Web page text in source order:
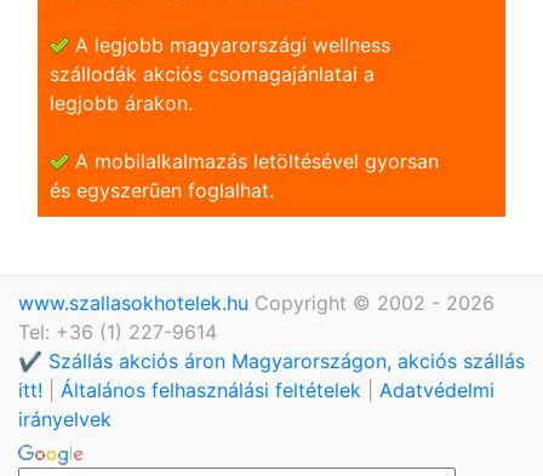
A legjobb magyarországi wellness
szállodák akciós csomagajánlatai a
legjobb árakon.
A mobilalkalmazás letöltésével gyorsan
és egyszerũen foglalhat.
www.szallasokhotelek.hu Copyright © 2002 - 2026
Tel: +36 (1) 227-9614
✔️ Szállás akciós áron Magyarországon, akciós szállás
itt!
Általános felhasználási feltételek
Adatvédelmi
irányelvek